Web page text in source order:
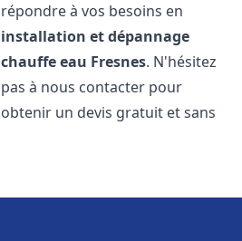
répondre à vos besoins en
installation et dépannage
chauffe eau Fresnes. N'hésitez
pas à nous contacter pour
obtenir un devis gratuit et sans